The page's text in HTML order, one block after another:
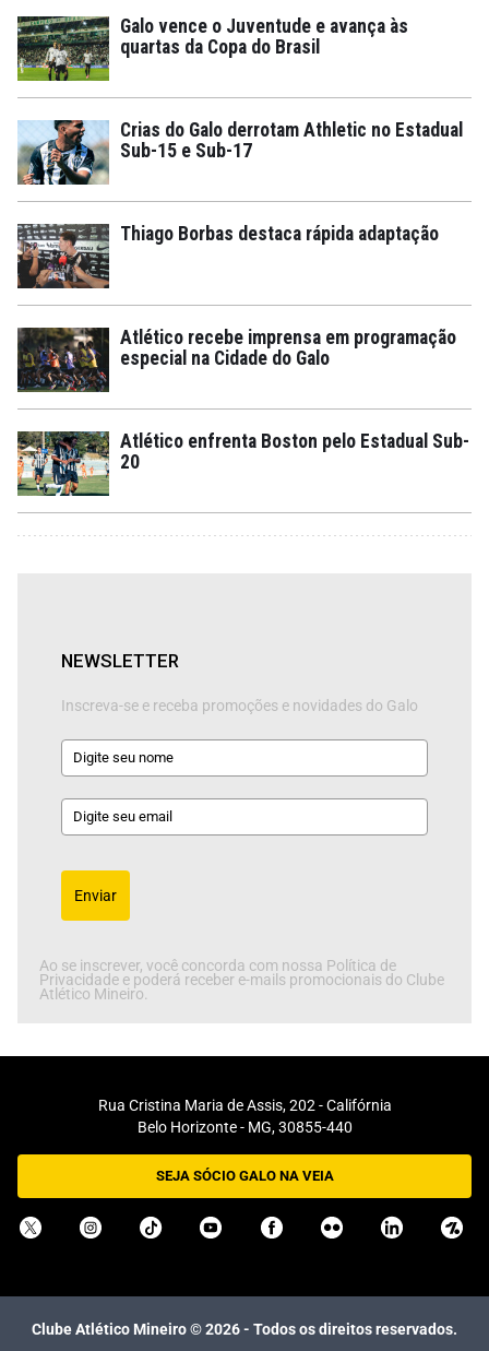
Galo vence o Juventude e avança às
quartas da Copa do Brasil
Crias do Galo derrotam Athletic no Estadual
Sub-15 e Sub-17
Thiago Borbas destaca rápida adaptação
Atlético recebe imprensa em programação
especial na Cidade do Galo
Atlético enfrenta Boston pelo Estadual Sub-
20
NEWSLETTER
Inscreva-se e receba promoções e novidades do Galo
Enviar
Ao se inscrever, você concorda com nossa Política de
Privacidade e poderá receber e-mails promocionais do Clube
Atlético Mineiro.
Rua Cristina Maria de Assis, 202 - Califórnia
Belo Horizonte - MG, 30855-440
SEJA SÓCIO GALO NA VEIA
Clube Atlético Mineiro ©2026- Todos os direitos reservados.